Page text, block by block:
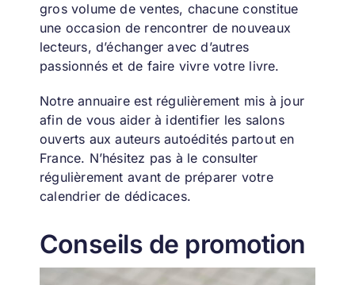
gros volume de ventes, chacune constitue
une occasion de rencontrer de nouveaux
lecteurs, d’échanger avec d’autres
passionnés et de faire vivre votre livre.
Notre annuaire est régulièrement mis à jour
afin de vous aider à identifier les salons
ouverts aux auteurs autoédités partout en
France. N’hésitez pas à le consulter
régulièrement avant de préparer votre
calendrier de dédicaces.
Conseils de promotion